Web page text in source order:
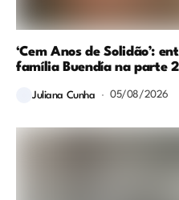
‘Cem Anos de Solidão’:
família Buendía na parte
Juliana Cunha 05/08/2026